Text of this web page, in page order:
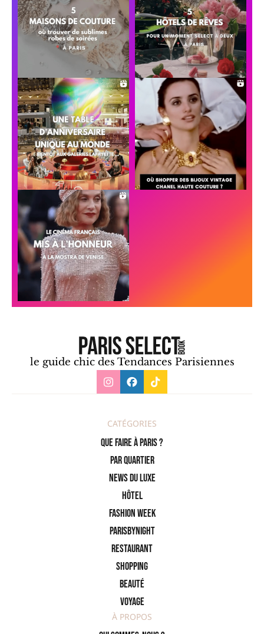
le guide chic des Tendances Parisiennes
CATÉGORIES
Que faire à Paris ?
PAR QUARTIER
News du Luxe
Hôtel
Fashion Week
ParisByNight
Restaurant
Shopping
Beauté
Voyage
À PROPOS